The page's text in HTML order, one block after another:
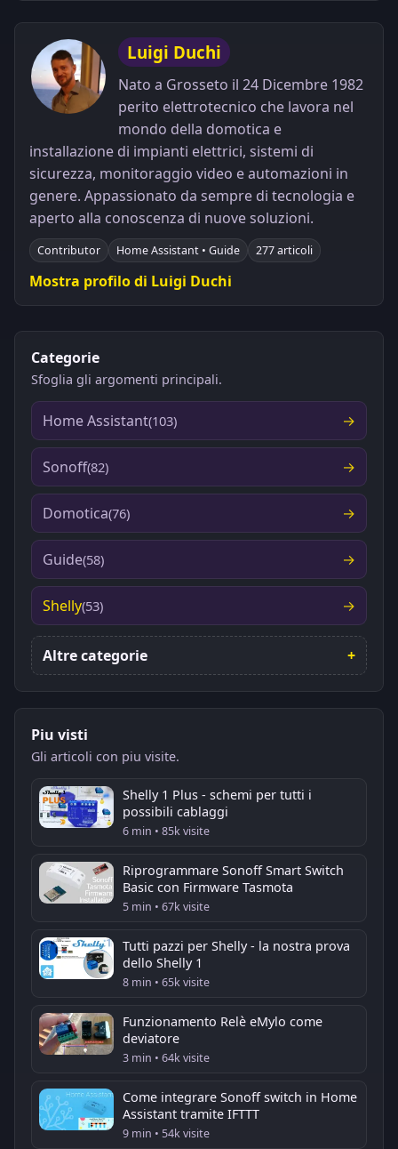
Luigi Duchi
Nato a Grosseto il 24 Dicembre 1982
perito elettrotecnico che lavora nel
mondo della domotica e
installazione di impianti elettrici, sistemi di
sicurezza, monitoraggio video e automazioni in
genere. Appassionato da sempre di tecnologia e
aperto alla conoscenza di nuove soluzioni.
Contributor Home Assistant • Guide 277 articoli
Mostra profilo di Luigi Duchi
Categorie
Sfoglia gli argomenti principali.
Home Assistant(103)
Sonoff(82)
Domotica(76)
Guide(58)
Shelly(53)
Altre categorie
Piu visti
Gli articoli con piu visite.
Shelly 1 Plus - schemi per tutti i
possibili cablaggi
6 min • 85k visite
Riprogrammare Sonoff Smart Switch
Basic con Firmware Tasmota
5 min • 67k visite
Tutti pazzi per Shelly - la nostra prova
dello Shelly 1
8 min • 65k visite
Funzionamento Relè eMylo come
deviatore
3 min • 64k visite
Come integrare Sonoff switch in Home
Assistant tramite IFTTT
9 min • 54k visite